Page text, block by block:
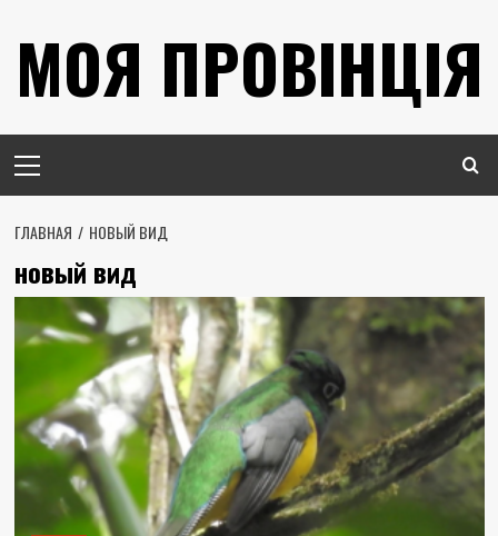
содержимому
МОЯ ПРОВІНЦІЯ
меню
ГЛАВНАЯ НОВЫЙ ВИД
новый вид